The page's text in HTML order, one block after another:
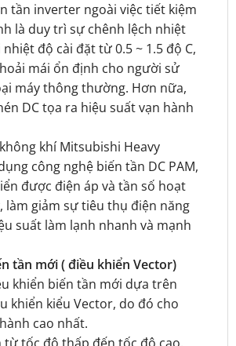
tần inverter ngoài việc tiết kiệm
là duy trì sự chênh lệch nhiệt
độ cài đặt từ 0.5 ~ 1.5 độ C,
mái ổn định cho người sử
máy thông thường. Hơn nữa,
DC tọa ra hiệu suất vạn hành
khí Mitsubishi Heavy
công nghệ biến tần DC PAM,
được điện áp và tần số hoạt
làm giảm sự tiêu thụ điện năng
suất làm lạnh nhanh và mạnh
tần mới ( điều khiển Vector)
khiển biến tần mới dựa trên
khiển kiểu Vector, do đó cho
cao nhất.